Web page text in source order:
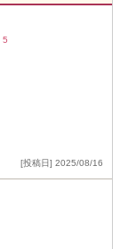
5
[投稿日] 2025/08/16